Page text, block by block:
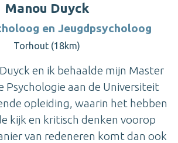
Manou Duyck
en Jeugdpsycholoog
Torhout (18km)
en ik behaalde mijn Master
Psychologie aan de Universiteit
opleiding, waarin het hebben
kijk en kritisch denken voorop
van redeneren komt dan ook